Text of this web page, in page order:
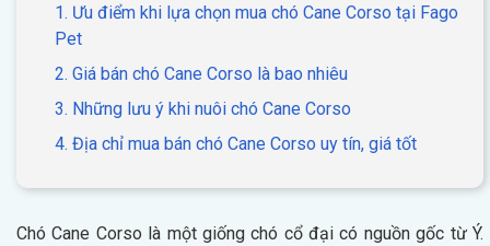
0929894774
1. Ưu điểm khi lựa chọn mua chó Cane Corso tại Fago
Pet
2. Giá bán chó Cane Corso là bao nhiêu
3. Những lưu ý khi nuôi chó Cane Corso
4. Địa chỉ mua bán chó Cane Corso uy tín, giá tốt
Chó Cane Corso là một giống chó cổ đại có nguồn gốc từ Ý.